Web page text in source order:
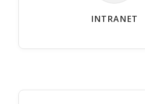
INTRANET